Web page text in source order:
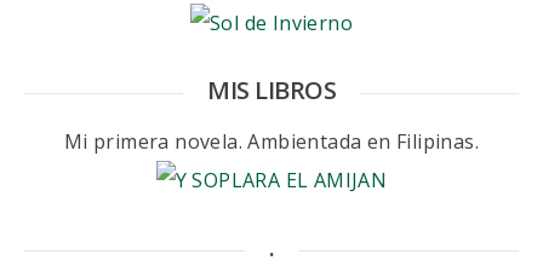
MIS LIBROS
Mi primera novela. Ambientada en Filipinas.
.